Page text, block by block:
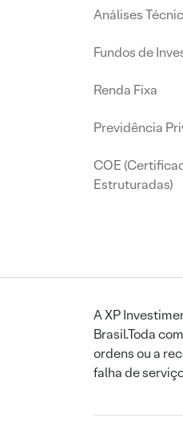
Análises
Fundos de
Renda Fixa
Previdência
COE
Estruturadas)
A XP
Brasil.Toda
ordens ou a
falha de